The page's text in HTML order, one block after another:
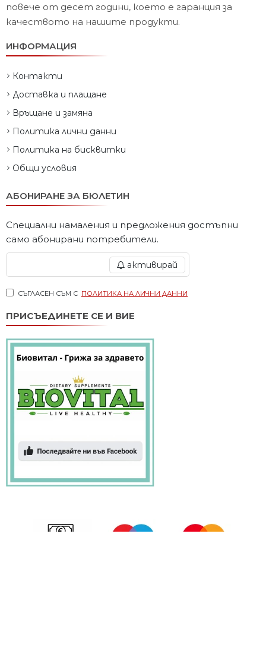
повече от десет години, което е гаранция за
качеството на нашите продукти.
ИНФОРМАЦИЯ
Контакти
Доставка и плащане
Връщане и замяна
Политика лични данни
Политика на бисквитки
Общи условия
АБОНИРАНЕ ЗА БЮЛЕТИН
Специални намаления и предложения достъпни
само абонирани потребители.
активирай
СЪГЛАСЕН СЪМ С ПОЛИТИКА НА ЛИЧНИ ДАННИ
ПРИСЪЕДИНЕТЕ СЕ И ВИЕ